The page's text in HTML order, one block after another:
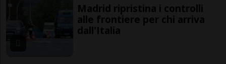
Madrid ripristina i controlli
alle frontiere per chi arriva
dall'Italia